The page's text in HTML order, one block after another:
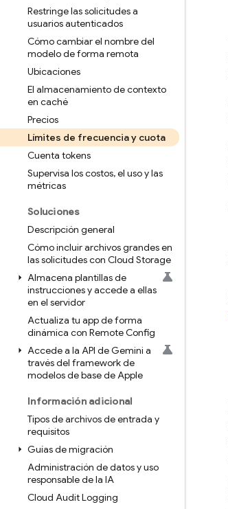
Restringe las solicitudes a
usuarios autenticados
Cómo cambiar el nombre del
modelo de forma remota
Ubicaciones
El almacenamiento de contexto
en caché
Precios
Límites de frecuencia y cuota
Cuenta tokens
Supervisa los costos,el uso y las
métricas
Soluciones
Descripción general
Cómo incluir archivos grandes en
las solicitudes con Cloud Storage
Almacena plantillas de
instrucciones y accede a ellas
en el servidor
Actualiza tu app de forma
dinámica con Remote Config
Accede a la API de Gemini a
través del framework de
modelos de base de Apple
Información adicional
Tipos de archivos de entrada y
requisitos
Guías de migración
Administración de datos y uso
responsable de la IA
Cloud Audit Logging